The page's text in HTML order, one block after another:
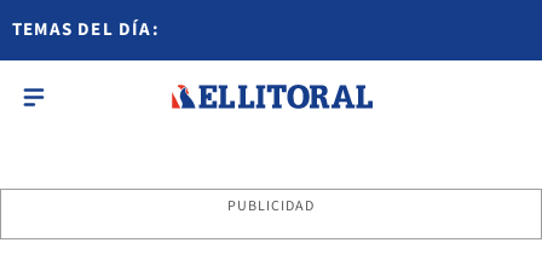
TEMAS DEL DÍA:
PUBLICIDAD